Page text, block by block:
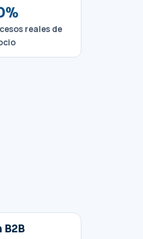
reales de
B2B